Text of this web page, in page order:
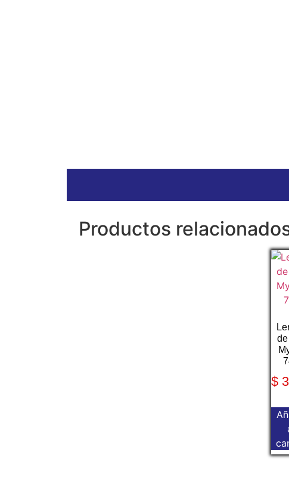
Productos
de
$